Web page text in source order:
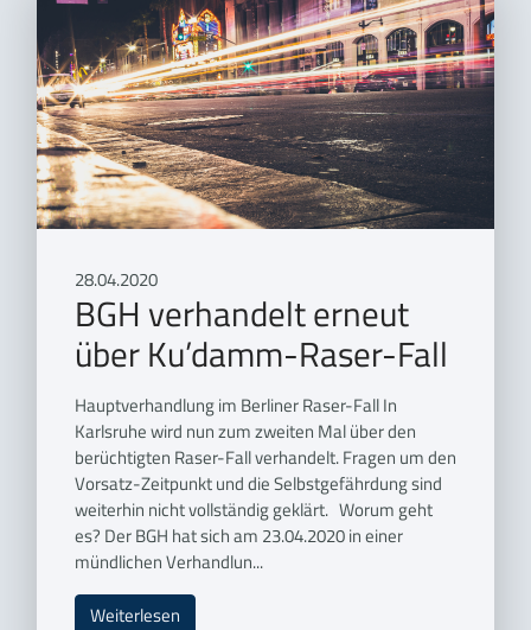
28.04.2020
BGH verhandelt erneut
über Ku’damm-Raser-Fall
Hauptverhandlung im Berliner Raser-Fall In
Karlsruhe wird nun zum zweiten Mal über den
berüchtigten Raser-Fall verhandelt. Fragen um den
Vorsatz-Zeitpunkt und die Selbstgefährdung sind
weiterhin nicht vollständig geklärt. Worum geht
es? Der BGH hat sich am 23.04.2020 in einer
mündlichen Verhandlun...
Weiterlesen